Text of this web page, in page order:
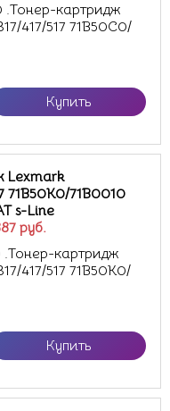
.Тонер-картридж
417/517 71B50C0/
Купить
руб.
Lexmark
71B50K0/71B0010
s-Line
.Тонер-картридж
417/517 71B50K0/
Купить